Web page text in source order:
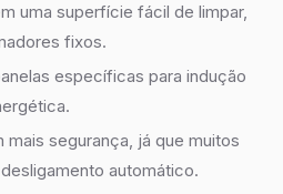
uma superfície fácil de limpar,
fixos.
específicas para indução
mais segurança, já que muitos
automático.